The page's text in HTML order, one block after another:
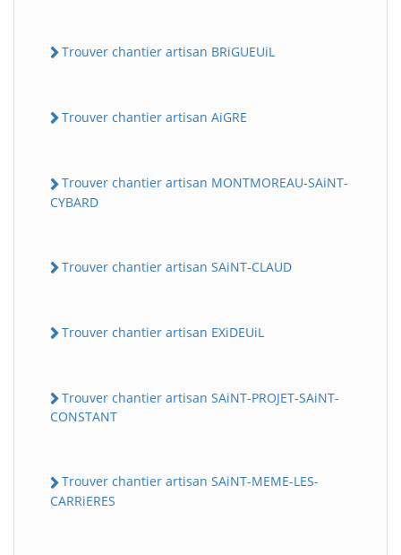
Trouver chantier artisan BRiGUEUiL
Trouver chantier artisan AiGRE
Trouver chantier artisan MONTMOREAU-SAiNT-
CYBARD
Trouver chantier artisan SAiNT-CLAUD
Trouver chantier artisan EXiDEUiL
Trouver chantier artisan SAiNT-PROJET-SAiNT-
CONSTANT
Trouver chantier artisan SAiNT-MEME-LES-
CARRiERES